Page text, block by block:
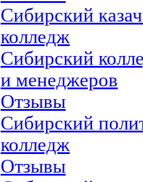
Сибирский
колледж
Сибирский
и менеджеров
Отзывы
Сибирский
колледж
Отзывы